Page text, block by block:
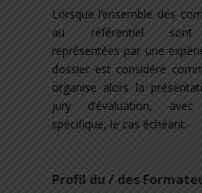
Lorsque l’ensemble des
au référentiel sont
représentées par une
dossier est considéré
organise alors la
jury d’évaluation,
spécifique, le cas échéant.
Profil du / des